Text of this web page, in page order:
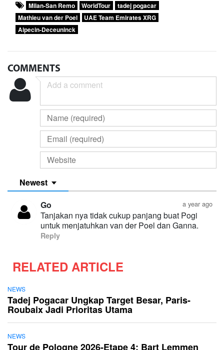
Milan-San Remo WorldTour
tadej pogacar
Mathieu van der Poel
UAE Team Emirates XRG
Alpecin-Deceuninck
COMMENTS
Newest
a year ago
Go
Tanjakan nya tidak cukup panjang buat Pogi
untuk menjatuhkan van der Poel dan Ganna.
Reply
RELATED ARTICLE
NEWS
Tadej Pogacar Ungkap Target Besar, Paris-
Roubaix Jadi Prioritas Utama
NEWS
Tour de Pologne 2026-Etape 4: Bart Lemmen